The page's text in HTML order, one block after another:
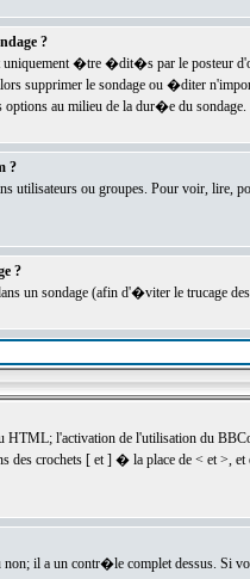
?
uniquement �tre �dit�s par le posteur
supprimer le sondage ou �diter
options au milieu de la dur�e du sondage.
?
ou groupes. Pour voir, lire,
?
un sondage (afin d'�viter le trucage
l'activation de l'utilisation du
des crochets [ et ] � la place de < et
il a un contr�le complet dessus. Si